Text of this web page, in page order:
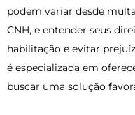
podem variar desde
CNH, e entender seus
habilitação e evitar
é especializada em
buscar uma solução